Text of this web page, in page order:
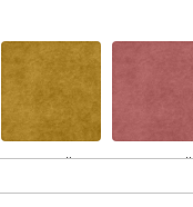
Горчичный
Коралловый